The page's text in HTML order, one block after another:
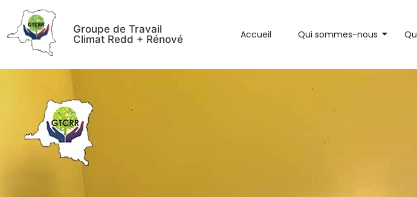
Groupe de Travail
Climat Redd + Rénové
Accueil Qui sommes-nous